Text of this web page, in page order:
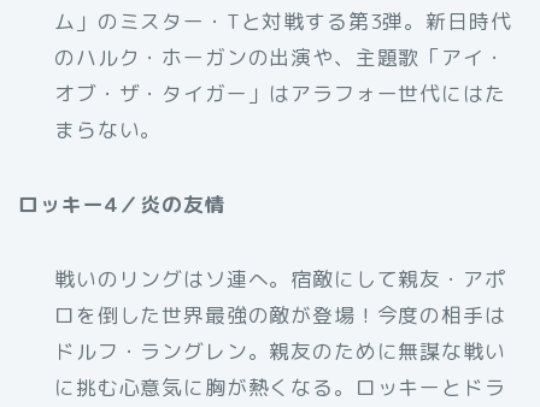
ム」のミスター・Tと対戦する第3弾。新日時代
のハルク・ホーガンの出演や、主題歌「アイ・
オブ・ザ・タイガー」はアラフォー世代にはた
まらない。
ロッキー4／炎の友情
戦いのリングはソ連へ。宿敵にして親友・アポ
ロを倒した世界最強の敵が登場！今度の相手は
ドルフ・ラングレン。親友のために無謀な戦い
に挑む心意気に胸が熱くなる。ロッキーとドラ